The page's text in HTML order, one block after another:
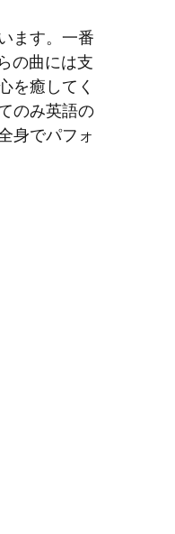
ます。一番
の曲には支
を癒してく
のみ英語の
身でパフォ